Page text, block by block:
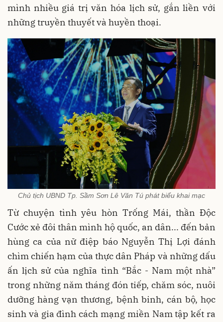
mình nhiều giá trị văn hóa lịch sử, gắn liền với
những truyền thuyết và huyền thoại.
Chủ tịch UBND Tp. Sầm Sơn Lê Văn Tú phát biểu khai mạc
Từ chuyện tình yêu hòn Trống Mái, thần Độc
Cước xẻ đôi thân mình hộ quốc, an dân... đến bản
hùng ca của nữ điệp báo Nguyễn Thị Lợi đánh
chìm chiến hạm của thực dân Pháp và những dấu
ấn lịch sử của nghĩa tình “Bắc - Nam một nhà”
trong những năm tháng đón tiếp, chăm sóc, nuôi
dưỡng hàng vạn thương, bệnh binh, cán bộ, học
sinh và gia đình cách mạng miền Nam tập kết ra